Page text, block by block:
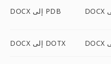
DOCX إلى PDB
DOCX إلى DOTX